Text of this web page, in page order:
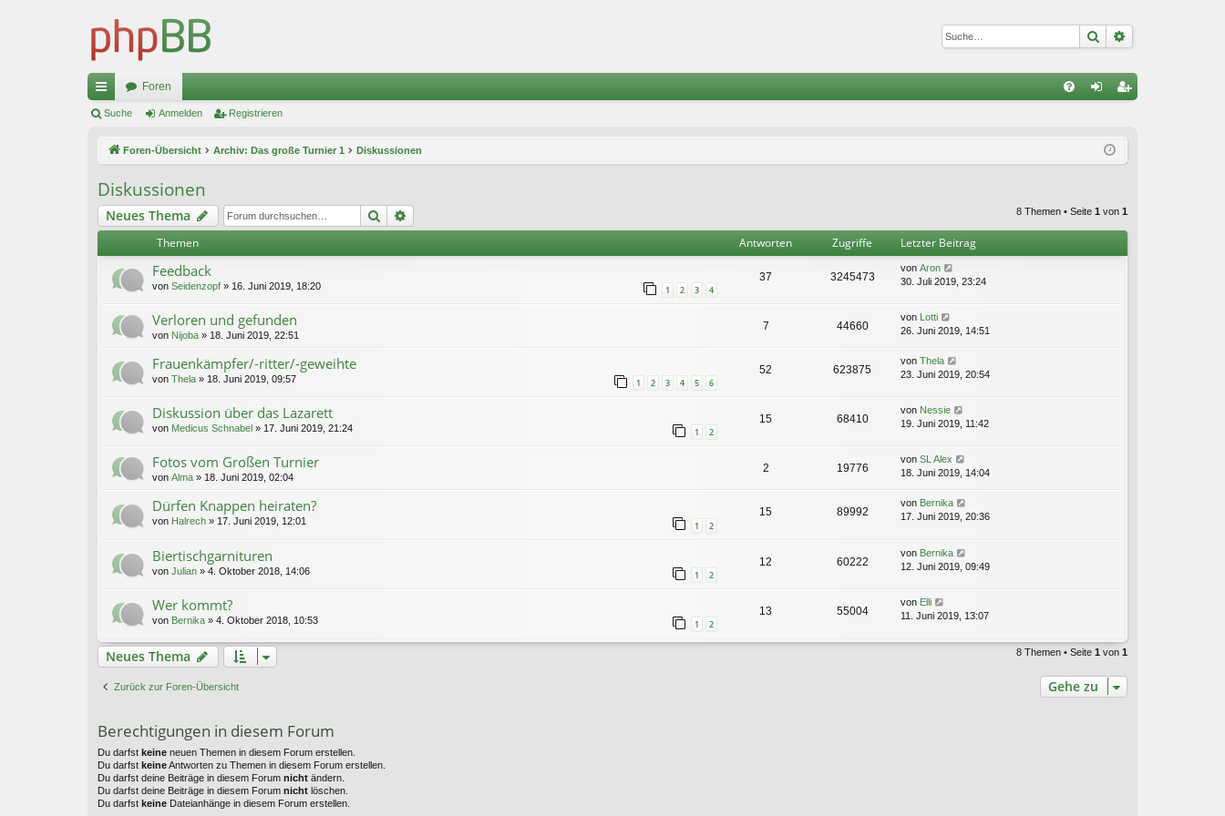
Suche
ch
ug
riff
Foren
ist
Suche Anmelden Registrieren
Foren-Übersicht Archiv: Das große Turnier 1 Diskussionen
Diskussionen
Neues Thema Suche 8 Themen • Seite 1 von 1
Themen Antworten Zugriffe Letzter Beitrag
Feedback
von Seidenzopf » 16. Juni 2019, 18:20 1 2 3 4
37 3245473
von Aron
30. Juli 2019, 23:24
Verloren und gefunden
von Nijoba » 18. Juni 2019, 22:51
7 44660
von
Lotti
26. Juni 2019, 14:51
Frauenkämpfer/-ritter/-geweihte
von Thela » 18. Juni 2019, 09:57 1 2 3 4 5 6
52 623875
von Thela
23. Juni 2019, 20:54
Diskussion über das Lazarett
von Medicus Schnabel » 17. Juni 2019, 21:24 1 2
15 68410
von Nessie
19. Juni 2019, 11:42
Fotos vom Großen Turnier
von Alma » 18. Juni 2019, 02:04
2 19776
von SL Alex
18. Juni 2019, 14:04
Dürfen Knappen heiraten?
von Halrech » 17. Juni 2019, 12:01 1 2
15 89992
von Bernika
17. Juni 2019, 20:36
Biertischgarnituren
von Julian » 4. Oktober 2018, 14:06 1 2
12 60222
von Bernika
12. Juni 2019, 09:49
Wer kommt?
von Bernika » 4. Oktober 2018, 10:53 1 2
13 55004
von Elli
11. Juni 2019, 13:07
Neues Thema 8 Themen • Seite 1 von 1
Zurück zur Foren-Übersicht Gehe zu
Berechtigungen in diesem Forum
Du darfst keine neuen Themen in diesem Forum erstellen.
Du darfst keineAntworten zu Themen in diesem Forum erstellen.
Du darfst deine Beiträge in diesem Forum nicht ändern.
Du darfst deine Beiträge in diesem Forum nicht löschen.
Du darfst keine Dateianhänge in diesem Forum erstellen.